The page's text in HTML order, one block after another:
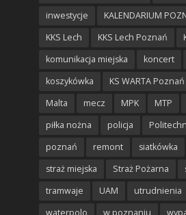
inwestycje
KALENDARIUM
KKS Lech
KKS Lech Poznań
komunikacja miejska
koncert
koszykówka
KS WARTA Poznań
Malta
mecz MPK MTP
piłka nożna
policja
poznań
remont siatkówka
straż miejska
Straż Pożarna
tramwaje
UAM utrudnienia
waterpolo
w poznaniu